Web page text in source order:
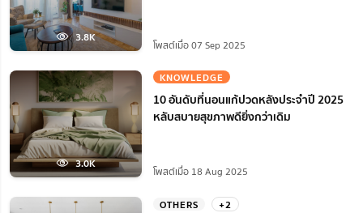
3.8K
โพสต์เมื่อ 07 Sep 2025
3.0K
KNOWLEDGE
10 อันดับที่นอนแก้ปวดหลังประจำปี 2025
หลับสบายสุขภาพดียิ่งกว่าเดิม
โพสต์เมื่อ 18 Aug 2025
OTHERS +2